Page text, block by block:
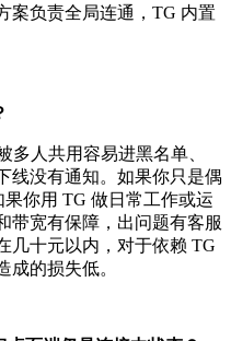
案负责全局连通，TG 内置
人共用容易进黑名单、
线没有通知。如果你只是偶
你用 TG 做日常工作或运
宽有保障，出问题有客服
几十元以内，对于依赖 TG
成的损失低。